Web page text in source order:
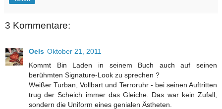
3 Kommentare:
Oels Oktober 21, 2011
Kommt Bin Laden in seinem Buch auch auf seinen
berühmten Signature-Look zu sprechen ?
Weißer Turban, Vollbart und Terroruhr - bei seinen Auftritten
trug der Scheich immer das Gleiche. Das war kein Zufall,
sondern die Uniform eines genialen Ästheten.